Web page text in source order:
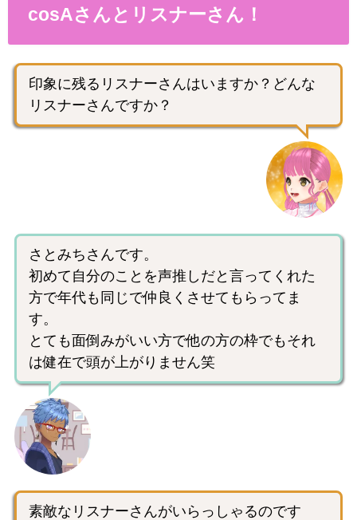
cosAさんとリスナーさん！
印象に残るリスナーさんはいますか？どんな
リスナーさんですか？
さとみちさんです。
初めて自分のことを声推しだと言ってくれた
方で年代も同じで仲良くさせてもらってま
す。
とても面倒みがいい方で他の方の枠でもそれ
は健在で頭が上がりません笑
素敵なリスナーさんがいらっしゃるのです